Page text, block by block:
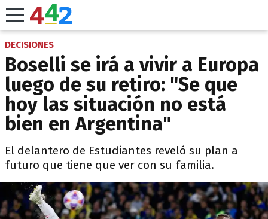
DECISIONES
Boselli se irá a vivir a Europa
luego de su retiro: "Se que
hoy las situación no está
bien en Argentina"
El delantero de Estudiantes reveló su plan a
futuro que tiene que ver con su familia.